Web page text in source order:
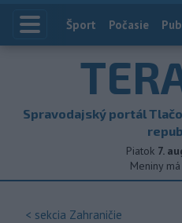
Index
Šport Počasie
Spravodajský portál
Piatok 7.
Meniny má
< sekcia Zahraničie